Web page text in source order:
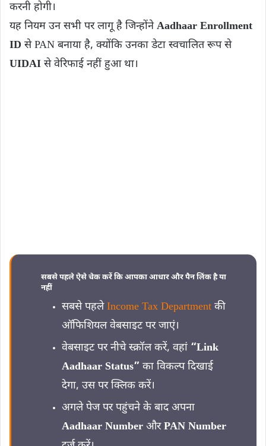
करनी होगी।
यह नियम उन सभी पर लागू है जिन्होंनेAadhaar Enrollment
ID से PAN बनाया है, क्योंकि उनका डेटा स्वचालित रूप से
UIDAI से वेरिफाई नहीं हुआ था।
सबसे पहले ऐसे चेक करें कि आपका आधार और पैन लिंक है या
नहीं
सबसे पहलेIncome Tax Department की
ऑफिशियल वेबसाइट पर जाएं।
वेबसाइट पर नीचे स्क्रॉल करें, वहां “Link
Aadhaar Status” का विकल्प दिखाई
देगा, उस पर क्लिक करें।
अगले पेज पर पहुंचने के बाद अपना
Aadhaar Number औरPAN Number